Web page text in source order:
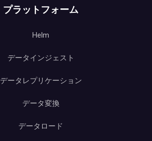
プラットフォーム
Helm
データインジェスト
データレプリケーション
データ変換
データロード